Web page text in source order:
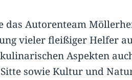
das Autorenteam
vieler fleißiger Helfer
Aspekten
sowie Kultur und